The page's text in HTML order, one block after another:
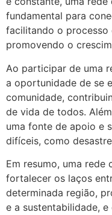
fundamental para
facilitando o processo
promovendo o
Ao participar de uma
a oportunidade de se
comunidade,
de vida de todos.
uma fonte de apoio e
difíceis, como
Em resumo, uma rede
fortalecer os laços
determinada região,
e a sustentabilidade,